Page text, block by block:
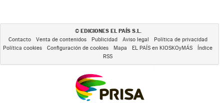
© EDICIONES EL PAÍS S.L.
Contacto Venta de contenidos Publicidad Aviso legal
Política de privacidad
Política cookies
Configuración de cookies Mapa EL PAÍS en KIOSKOyMÁS
Índice
RSS